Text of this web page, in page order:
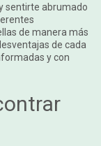
sentirte abrumado
de manera más
de cada
y con